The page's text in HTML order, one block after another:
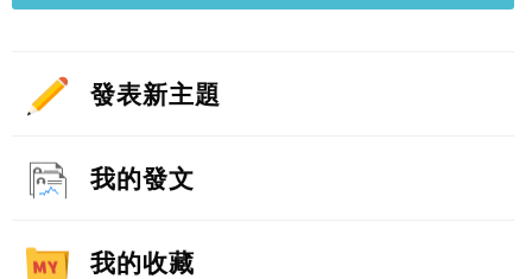
發表新主題
我的發文
我的收藏